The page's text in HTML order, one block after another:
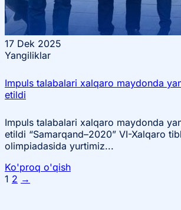
17 Dek 2025
Yangiliklar
Impuls talabalari xalqaro maydonda
etildi
Impuls talabalari xalqaro maydonda
etildi “Samarqand–2020” VI-Xalqaro
olimpiadasida yurtimiz...
Ko'proq o'qish
1 2 →